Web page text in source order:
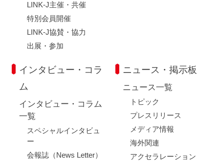
LINK-J主催・共催
特別会員開催
LINK-J協賛・協力
出展・参加
インタビュー・コラ
ム
インタビュー・コラム
一覧
スペシャルインタビュ
ー
会報誌（News Letter）
ニュース・掲示板
ニュース一覧
トピック
プレスリリース
メディア情報
海外関連
アクセラレーション